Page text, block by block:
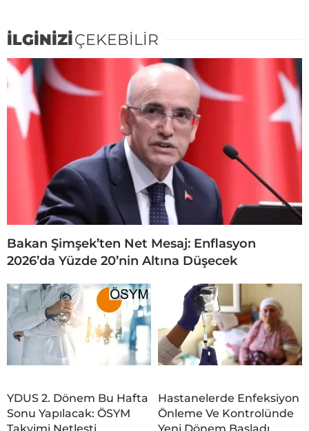
İLGİNİZİÇEKEBİLİR
Bakan Şimşek’ten Net Mesaj: Enflasyon
2026’da Yüzde 20’nin Altına Düşecek
YDUS 2. Dönem Bu Hafta
Sonu Yapılacak: ÖSYM
Hastanelerde Enfeksiyon
Önleme Ve Kontrolünde